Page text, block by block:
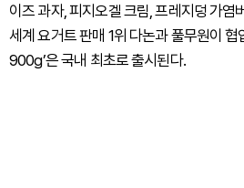
이즈 과자, 피지오겔 크림, 프레지덩 가염
세계 요거트 판매 1위 다논과 풀무원이
900g’은 국내 최초로 출시된다.